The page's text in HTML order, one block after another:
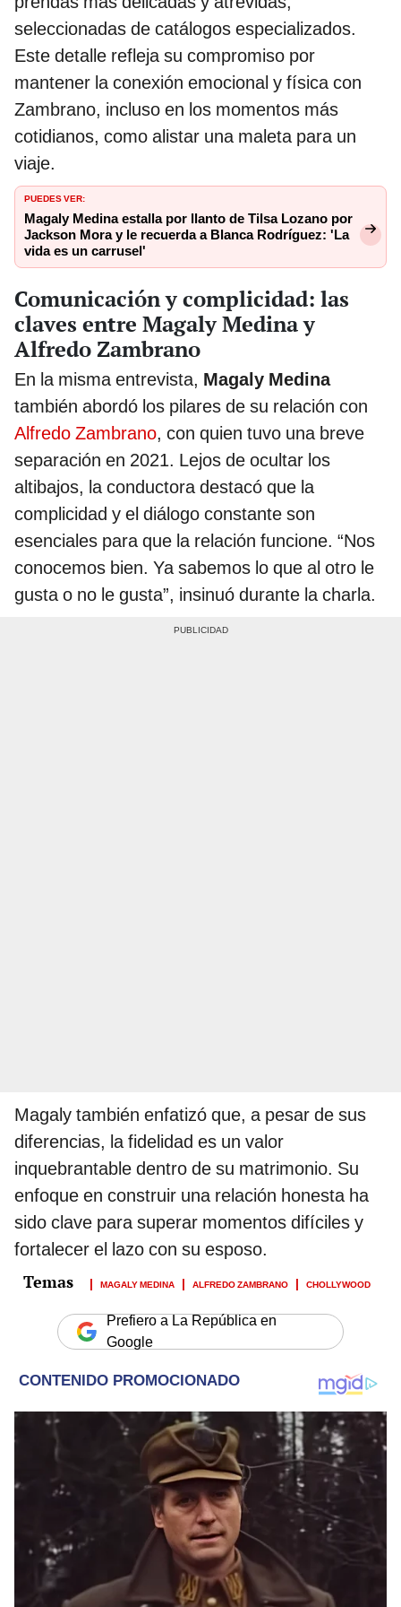
seleccionadas de catálogos especializados.
Este detalle refleja su compromiso por
mantener la conexión emocional y física con
Zambrano, incluso en los momentos más
cotidianos, como alistar una maleta para un
viaje.
PUEDES VER:
Magaly Medina estalla por llanto de Tilsa Lozano por
Jackson Mora y le recuerda a Blanca Rodríguez: 'La
vida es un carrusel'
Comunicación y complicidad: las
claves entre Magaly Medina y
Alfredo Zambrano
En la misma entrevista, Magaly Medina
también abordó los pilares de su relación con
Alfredo Zambrano, con quien tuvo una breve
separación en 2021. Lejos de ocultar los
altibajos, la conductora destacó que la
complicidad y el diálogo constante son
esenciales para que la relación funcione. “Nos
conocemos bien. Ya sabemos lo que al otro le
gusta o no le gusta”, insinuó durante la charla.
Magaly también enfatizó que, a pesar de sus
diferencias, la fidelidad es un valor
inquebrantable dentro de su matrimonio. Su
enfoque en construir una relación honesta ha
sido clave para superar momentos difíciles y
fortalecer el lazo con su esposo.
MAGALY MEDINA ALFREDO ZAMBRANO CHOLLYWOOD
Prefiero a La República en
Google